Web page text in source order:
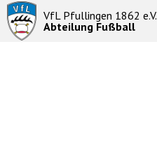
VfL Pfullingen 1862 e.V.
Abteilung Fußball
Startseite
News